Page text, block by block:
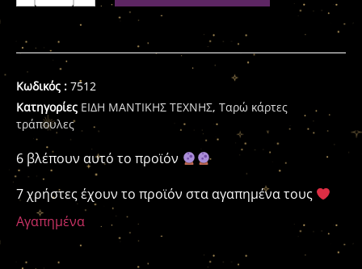
Κωδικός : 7512
Κατηγορίες ΕΙΔΗ ΜΑΝΤΙΚΗΣ ΤΕΧΝΗΣ, Ταρώ κάρτες
τράπουλες
6 βλέπουν αυτό το προϊόν
7 χρήστες έχουν το προϊόν στα αγαπημένα τους
Αγαπημένα